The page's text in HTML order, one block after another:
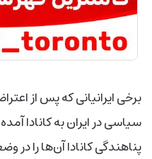
برخی ایرانیانی که پس از
سیاسی در ایران به کانادا
پناهندگی کانادا آن‌ها را در